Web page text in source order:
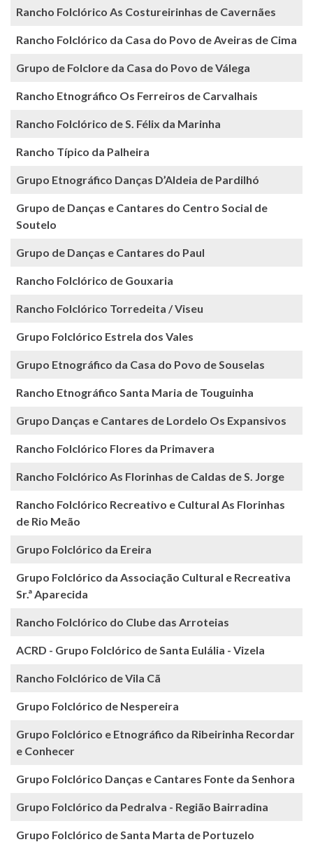
Rancho Folclórico As Costureirinhas de Cavernães
Rancho Folclórico da Casa do Povo de Aveiras de Cima
Grupo de Folclore da Casa do Povo de Válega
Rancho Etnográfico Os Ferreiros de Carvalhais
Rancho Folclórico de S. Félix da Marinha
Rancho Típico da Palheira
Grupo Etnográfico Danças D’Aldeia de Pardilhó
Grupo de Danças e Cantares do Centro Social de
Soutelo
Grupo de Danças e Cantares do Paul
Rancho Folclórico de Gouxaria
Rancho Folclórico Torredeita / Viseu
Grupo Folclórico Estrela dos Vales
Grupo Etnográfico da Casa do Povo de Souselas
Rancho Etnográfico Santa Maria de Touguinha
Grupo Danças e Cantares de Lordelo Os Expansivos
Rancho Folclórico Flores da Primavera
Rancho Folclórico As Florinhas de Caldas de S. Jorge
Rancho Folclórico Recreativo e Cultural As Florinhas
de Rio Meão
Grupo Folclórico da Ereira
Grupo Folclórico da Associação Cultural e Recreativa
Sr.ª Aparecida
Rancho Folclórico do Clube das Arroteias
ACRD - Grupo Folclórico de Santa Eulália - Vizela
Rancho Folclórico de Vila Cã
Grupo Folclórico de Nespereira
Grupo Folclórico e Etnográfico da Ribeirinha Recordar
e Conhecer
Grupo Folclórico Danças e Cantares Fonte da Senhora
Grupo Folclórico da Pedralva - Região Bairradina
Grupo Folclórico de Santa Marta de Portuzelo